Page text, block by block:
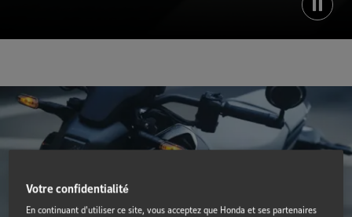
Votre confidentialité
En continuant d'utiliser ce site, vous acceptez que Honda et ses partenaires